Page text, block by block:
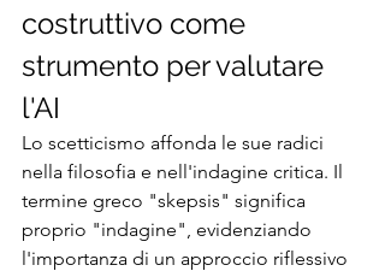
costruttivo come
strumento per valutare
l'AI
Lo scetticismo affonda le sue radici
nella filosofia e nell'indagine critica. Il
termine greco "skepsis" significa
proprio "indagine", evidenziando
l'importanza di un approccio riflessivo